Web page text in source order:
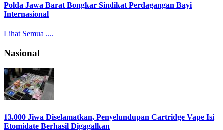
Polda Jawa Barat Bongkar Sindikat Perdagangan Bayi
Internasional
Lihat Semua ....
Nasional
13.000 Jiwa Diselamatkan, Penyelundupan Cartridge Vape Isi
Etomidate Berhasil Digagalkan